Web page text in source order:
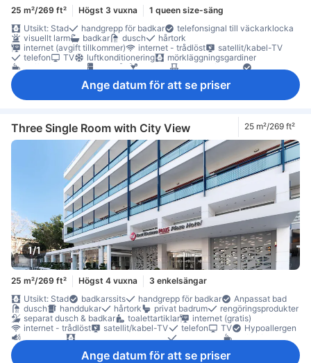
25 m²/269 ft² Högst 3 vuxna
1 queen size-säng
Utsikt: Stad
handgrepp för badkar
telefonsignal till väckarklocka
visuellt larm
badkar dusch
hårtork
internet (avgift tillkommer)
internet - trådlöst
satellit/kabel-TV
telefon
TV luftkonditionering
mörkläggningsgardiner
kylskåp
Rökpolicy - rökfria rum tillgängliga
värdeskåp på rummet
Ange datum för att se priser
Three Single Room with City View 25 m²/269 ft²
1/1
25 m²/269 ft² Högst 4 vuxna
3 enkelsängar
Utsikt: Stad
badkarssits handgrepp för badkar
Anpassat bad
dusch
handdukar hårtork privat badrum
rengöringsprodukter
separat dusch & badkar
toalettartiklar
internet (gratis)
internet - trådlöst
satellit/kabel-TV telefon TV
Hypoallergen
möjlighet att stryka kläder
Ange datum för att se priser